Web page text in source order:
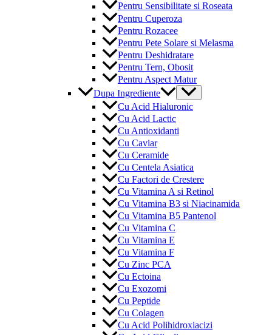
Pentru Sensibilitate si Roseata
Pentru Cuperoza
Pentru Rozacee
Pentru Pete Solare si Melasma
Pentru Deshidratare
Pentru Tern, Obosit
Pentru Aspect Matur
Dupa Ingrediente
Menu
Toggle
Cu Acid Hialuronic
Cu Acid Lactic
Cu Antioxidanti
Cu Caviar
Cu Ceramide
Cu Centela Asiatica
Cu Factori de Crestere
Cu Vitamina A si Retinol
Cu Vitamina B3 si Niacinamida
Cu Vitamina B5 Pantenol
Cu Vitamina C
Cu Vitamina E
Cu Vitamina F
Cu Zinc PCA
Cu Ectoina
Cu Exozomi
Cu Peptide
Cu Colagen
Cu Acid Polihidroxiacizi